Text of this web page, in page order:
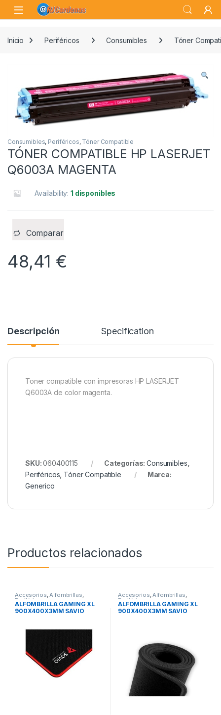
Skip to navigation
Skip to content
Open
Inicio Periféricos Consumibles Tóner
Consumibles, Periféricos, Tóner Compatible
TÓNER COMPATIBLE HP LASERJET
Q6003A MAGENTA
Availability:1 disponibles
Comparar
48,41 €
Descripción Specification
Toner compatible con impresoras HP LASERJET
Q6003A de color magenta.
SKU:060400115 Categorías:Consumibles
Periféricos Tóner Compatible
Marca:
Generico
Productos relacionados
Accesorios,Alfombrillas,
Periféricos
ALFOMBRILLA GAMING XL
900X400X3MM SAVIO
Accesorios,Alfombrillas,
Periféricos
ALFOMBRILLA GAMING XL
900X400X3MM SAVIO